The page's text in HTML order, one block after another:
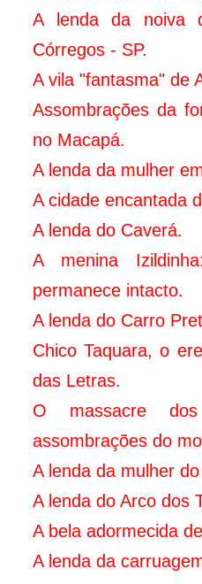
A lenda da noiva
Córregos - SP.
A vila "fantasma" de
Assombrações da
no Macapá.
A lenda da mulher
A cidade encantada
A lenda do Caverá.
A menina
permanece intacto.
A lenda do Carro
Chico Taquara, o
das Letras.
O massacre
assombrações do
A lenda da mulher
A lenda do Arco dos
A bela adormecida
A lenda da